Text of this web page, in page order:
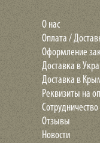
О нас
Оплата /
Оформление
Доставка в
Доставка в
Реквизиты на
Сотрудничество
Отзывы
Новости